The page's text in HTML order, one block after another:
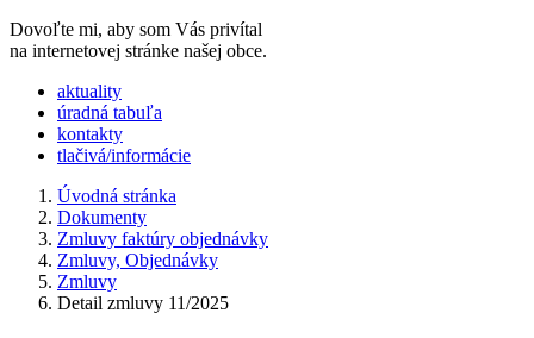
Dovoľte mi, aby som Vás privítal
na internetovej stránke našej obce.
​​aktuality
úradná tabuľa
kontakty
tlačivá/informácie
Úvodná stránka
Dokumenty
Zmluvy faktúry objednávky
Zmluvy, Objednávky
Zmluvy
Detail zmluvy 11/2025